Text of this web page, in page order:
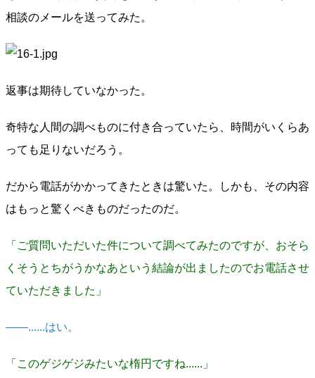
相談のメールを送ってみた。
返事は期待していなかった。
奇特な人間の調べものに付き合っていたら、時間がいくらあ
っても足りないだろう。
だから電話がかかってきたときは驚いた。しかも、その内容
はもっと驚くべきものだったのだ。
「ご質問いただいた件について調べてみたのですが、おそら
くそうとちがうかなあという結論が出ましたのでお電話させ
ていただきました」
――......はい。
「このゲジゲジみたいな楕円ですね......」